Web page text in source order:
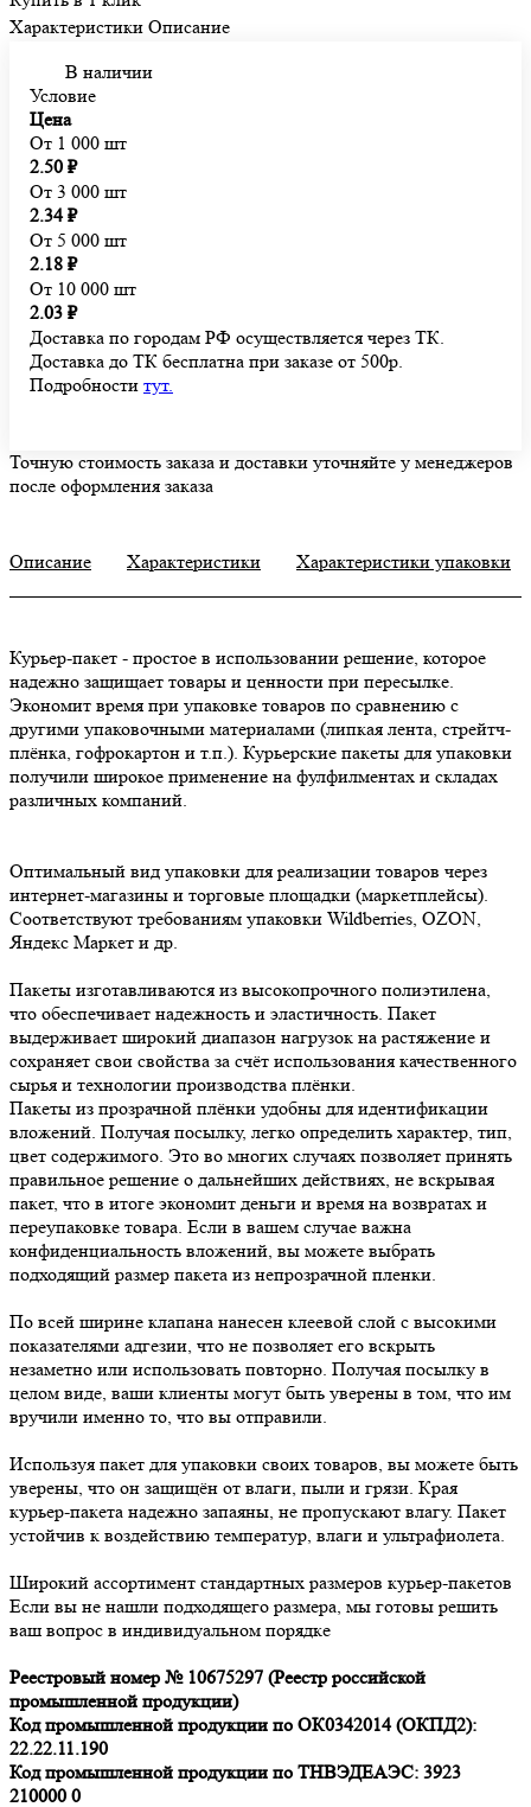
Характеристики Описание
В наличии
Условие
Цена
От 1 000 шт
2.50 ₽
От 3 000 шт
2.34 ₽
От 5 000 шт
2.18 ₽
От 10 000 шт
2.03 ₽
Доставка по городам РФ осуществляется через ТК.
Доставка до ТК бесплатна при заказе от 500р.
Подробности тут.
Точную стоимость заказа и доставки уточняйте у менеджеров
после оформления заказа
Описание Характеристики Характеристики упаковки
Курьер-пакет - простое в использовании решение, которое
надежно защищает товары и ценности при пересылке.
Экономит время при упаковке товаров по сравнению с
другими упаковочными материалами (липкая лента, стрейтч-
плёнка, гофрокартон и т.п.). Курьерские пакеты для упаковки
получили широкое применение на фулфилментах и складах
различных компаний.
Оптимальный вид упаковки для реализации товаров через
интернет-магазины и торговые площадки (маркетплейсы).
Соответствуют требованиям упаковки Wildberries, OZON,
Яндекс Маркет и др.
Пакеты изготавливаются из высокопрочного полиэтилена,
что обеспечивает надежность и эластичность. Пакет
выдерживает широкий диапазон нагрузок на растяжение и
сохраняет свои свойства за счёт использования качественного
сырья и технологии производства плёнки.
Пакеты из прозрачной плёнки удобны для идентификации
вложений. Получая посылку, легко определить характер, тип,
цвет содержимого. Это во многих случаях позволяет принять
правильное решение о дальнейших действиях, не вскрывая
пакет, что в итоге экономит деньги и время на возвратах и
переупаковке товара. Если в вашем случае важна
конфиденциальность вложений, вы можете выбрать
подходящий размер пакета из непрозрачной пленки.
По всей ширине клапана нанесен клеевой слой с высокими
показателями адгезии, что не позволяет его вскрыть
незаметно или использовать повторно. Получая посылку в
целом виде, ваши клиенты могут быть уверены в том, что им
вручили именно то, что вы отправили.
Используя пакет для упаковки своих товаров, вы можете быть
уверены, что он защищён от влаги, пыли и грязи. Края
курьер-пакета надежно запаяны, не пропускают влагу. Пакет
устойчив к воздействию температур, влаги и ультрафиолета.
Широкий ассортимент стандартных размеров курьер-пакетов
Если вы не нашли подходящего размера, мы готовы решить
ваш вопрос в индивидуальном порядке
Реестровый номер № 10675297 (Реестр российской
промышленной продукции)
Код промышленной продукции по ОК0342014 (ОКПД2):
22.22.11.190
Код промышленной продукции по ТНВЭДЕАЭС: 3923
210000 0